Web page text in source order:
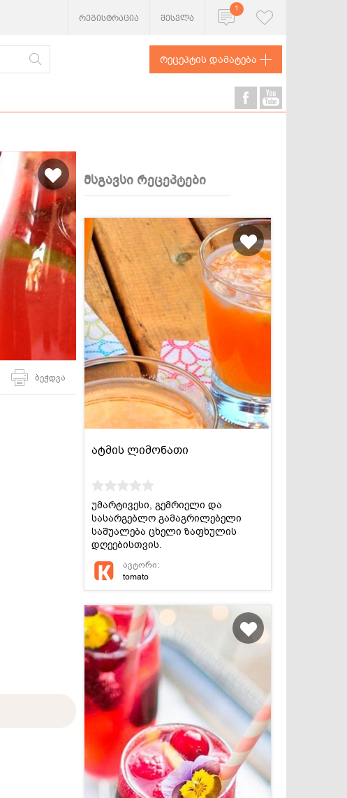
რეგისტრაცია შესვლა
1
რეცეპტის დამატება
ხორცეული
თევზი და
ზღვის
პროდუქტები
სასმელები
კონსერვი და
სოუსები
ბეჭდვა
მსგავსი რეცეპტები
ატმის ლიმონათი
უმარტივესი, გემრიელი და
სასარგებლო გამაგრილებელი
საშუალება ცხელი ზაფხულის
დღეებისთვის.
ავტორი:
tomato